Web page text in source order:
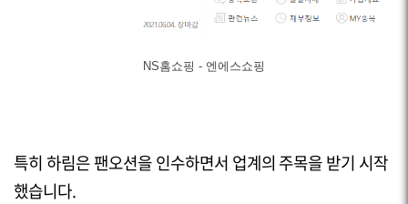
NS홈쇼핑 - 엔에스쇼핑
특히 하림은 팬오션을 인수하면서 업계의 주목을 받기 시작
했습니다.